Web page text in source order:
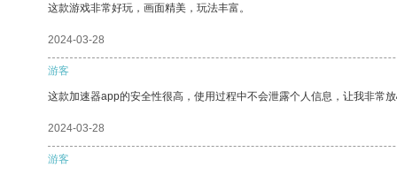
这款游戏非常好玩，画面精美，玩法丰富。
2024-03-28
游客
这款加速器app的安全性很高，使用过程中不会泄露个人信息，让我非常
2024-03-28
游客